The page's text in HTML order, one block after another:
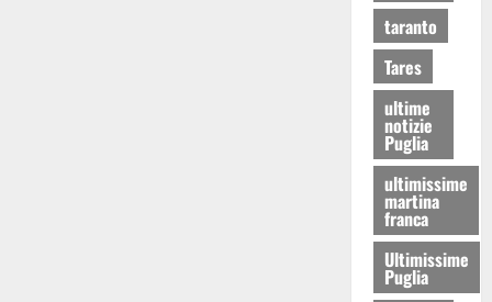
taranto
Tares
ultime
notizie
Puglia
ultimissime
martina
franca
Ultimissime
Puglia